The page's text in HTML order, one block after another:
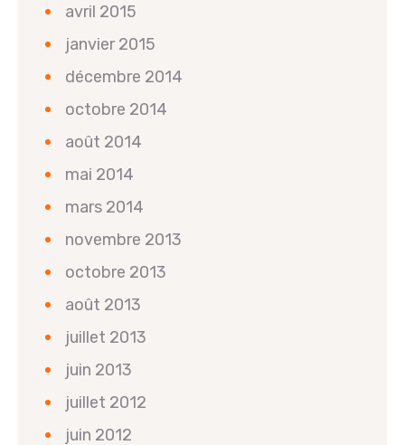
avril 2015
janvier 2015
décembre 2014
octobre 2014
août 2014
mai 2014
mars 2014
novembre 2013
octobre 2013
août 2013
juillet 2013
juin 2013
juillet 2012
juin 2012